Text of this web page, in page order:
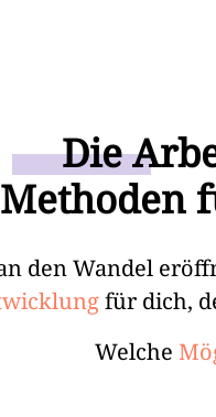
Die
den Wandel
für dich,
Welche